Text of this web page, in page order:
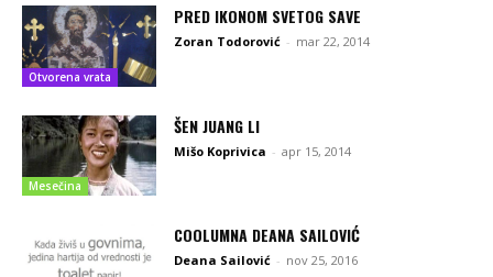
Otvorena vrata
PRED IKONOM SVETOG SAVE
Zoran Todorović - mar 22, 2014
Mesečina
ŠEN JUANG LI
Mišo Koprivica - apr 15, 2014
COOLUMNA DEANA SAILOVIĆ
Deana Sailović - nov 25, 2016